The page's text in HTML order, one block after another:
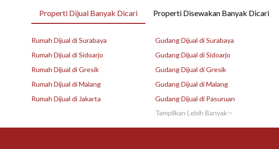
Properti Dijual Banyak Dicari Properti Disewakan Banyak Dicari
Rumah Dijual di Surabaya
Rumah Dijual di Sidoarjo
Rumah Dijual di Gresik
Rumah Dijual di Malang
Rumah Dijual di Jakarta
Gudang Dijual di Surabaya
Gudang Dijual di Sidoarjo
Gudang Dijual di Gresik
Gudang Dijual di Malang
Gudang Dijual di Pasuruan
Tampilkan Lebih Banyak